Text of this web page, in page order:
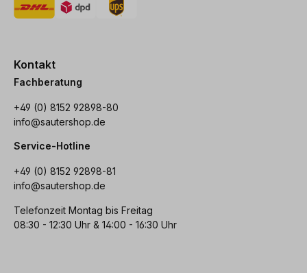
Kontakt
Fachberatung
+49 (0) 8152 92898-80
info@sautershop.de
Service-Hotline
+49 (0) 8152 92898-81
info@sautershop.de
Telefonzeit Montag bis Freitag
08:30 - 12:30 Uhr & 14:00 - 16:30 Uhr